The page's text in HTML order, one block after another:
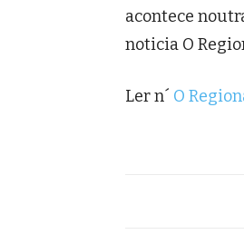
acontece
noticia O
Ler n´ O